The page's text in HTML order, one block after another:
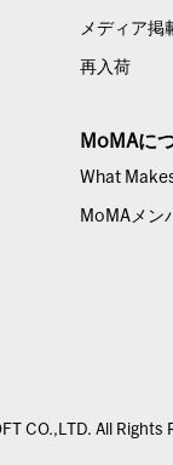
メディア掲
再入荷
MoMAに
What
MoMAメン
CO.,LTD. All Rights